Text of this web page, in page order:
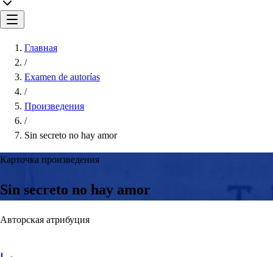
Главная
/
Examen de autorías
/
Произведения
/
Sin secreto no hay amor
Карточка произведения
Sin secreto no hay amor
Авторская атрибуция